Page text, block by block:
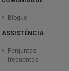
Blogue
ASSISTÊNCIA
Perguntas
frequentes